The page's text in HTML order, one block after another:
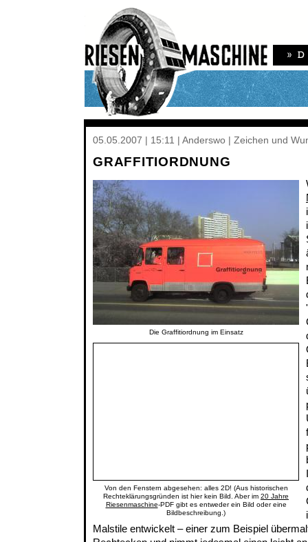
05.05.2007 | 15:11 | Anderswo | Zeichen und
GRAFFITIORDNUNG
Die Graffitiordnung im Einsatz
Von den Fenstern abgesehen: alles 2D! (Aus historischen
Rechteklärungsgründen ist hier kein Bild. Aber im 20 Jahre
Riesenmaschine-PDF gibt es entweder ein Bild oder eine
Bildbeschreibung.)
Malstile entwickelt – einer zum Beispiel